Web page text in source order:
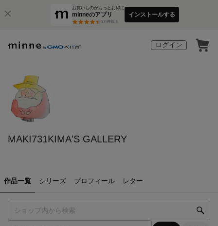
お買いものがもっとお得に
minneのアプリ
3万件以上
インストールする
ログイン
MAKI731KIMA'S GALLERY
作品一覧 シリーズ プロフィール レター